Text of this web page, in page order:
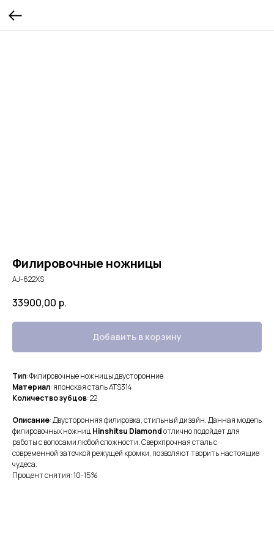
Филировочные ножницы
AJ-622XS
33900,00 р.
Добавить в корзину
Тип: Филировочные ножницы двусторонние
Материал: японская сталь ATS314
Количество зубцов: 22
Описание: Двусторонняя филировка, стильный дизайн. Данная модель
филировочных ножницHinshitsu Diamondотлично подойдет для
работы с волосами любой сложности. Сверхпрочная сталь с
современной заточкой режущей кромки, позволяют творить настоящие
чудеса.
Процент снятия: 10-15%